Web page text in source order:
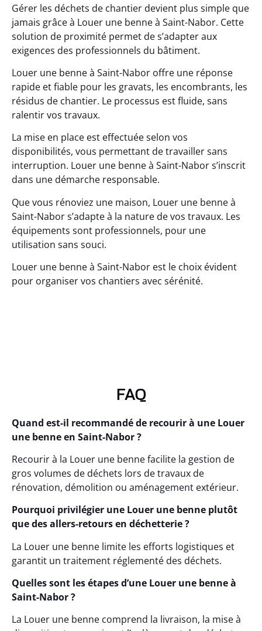
Gérer les déchets de chantier devient plus simple que
jamais grâce à Louer une benne à Saint-Nabor. Cette
solution de proximité permet de s’adapter aux
exigences des professionnels du bâtiment.
Louer une benne à Saint-Nabor offre une réponse
rapide et fiable pour les gravats, les encombrants, les
résidus de chantier. Le processus est fluide, sans
ralentir vos travaux.
La mise en place est effectuée selon vos
disponibilités, vous permettant de travailler sans
interruption. Louer une benne à Saint-Nabor s’inscrit
dans une démarche responsable.
Que vous rénoviez une maison, Louer une benne à
Saint-Nabor s’adapte à la nature de vos travaux. Les
équipements sont professionnels, pour une
utilisation sans souci.
Louer une benne à Saint-Nabor est le choix évident
pour organiser vos chantiers avec sérénité.
FAQ
Quand est-il recommandé de recourir à une Louer
une benne en Saint-Nabor ?
Recourir à la Louer une benne facilite la gestion de
gros volumes de déchets lors de travaux de
rénovation, démolition ou aménagement extérieur.
Pourquoi privilégier une Louer une benne plutôt
que des allers-retours en déchetterie ?
La Louer une benne limite les efforts logistiques et
garantit un traitement réglementé des déchets.
Quelles sont les étapes d’une Louer une benne à
Saint-Nabor ?
La Louer une benne comprend la livraison, la mise à